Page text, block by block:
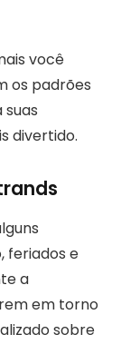
você
os padrões
divertido.
feriados e
a
em torno
sobre